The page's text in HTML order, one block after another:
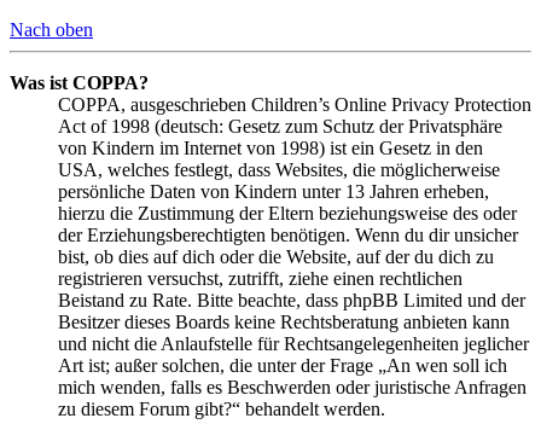
Nach oben
Was ist COPPA?
COPPA, ausgeschrieben Children’s Online Privacy Protection
Act of 1998 (deutsch: Gesetz zum Schutz der Privatsphäre
von Kindern im Internet von 1998) ist ein Gesetz in den
USA, welches festlegt, dass Websites, die möglicherweise
persönliche Daten von Kindern unter 13 Jahren erheben,
hierzu die Zustimmung der Eltern beziehungsweise des oder
der Erziehungsberechtigten benötigen. Wenn du dir unsicher
bist, ob dies auf dich oder die Website, auf der du dich zu
registrieren versuchst, zutrifft, ziehe einen rechtlichen
Beistand zu Rate. Bitte beachte, dass phpBB Limited und der
Besitzer dieses Boards keine Rechtsberatung anbieten kann
und nicht die Anlaufstelle für Rechtsangelegenheiten jeglicher
Art ist; außer solchen, die unter der Frage „An wen soll ich
mich wenden, falls es Beschwerden oder juristische Anfragen
zu diesem Forum gibt?“ behandelt werden.